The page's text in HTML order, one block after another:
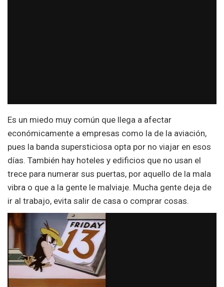
Es un miedo muy común que llega a afectar
económicamente a empresas como la de la aviación,
pues la banda supersticiosa opta por no viajar en esos
días. También hay hoteles y edificios que no usan el
trece para numerar sus puertas, por aquello de la mala
vibra o que a la gente le malviaje. Mucha gente deja de
ir al trabajo, evita salir de casa o comprar cosas.